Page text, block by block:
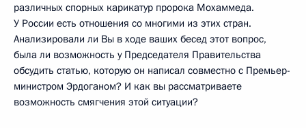
различных спорных карикатур пророка Мохаммеда.
У России есть отношения со многими из этих стран.
Анализировали ли Вы в ходе ваших бесед этот вопрос,
была ли возможность у Председателя Правительства
обсудить статью, которую он написал совместно с Премьер-
министром Эрдоганом? И как вы рассматриваете
возможность смягчения этой ситуации?